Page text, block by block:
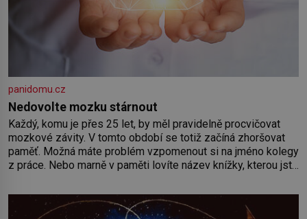
panidomu.cz
Nedovolte mozku stárnout
Každý, komu je přes 25 let, by měl pravidelně procvičovat
mozkové závity. V tomto období se totiž začíná zhoršovat
paměť. Možná máte problém vzpomenout si na jméno kolegy
z práce. Nebo marně v paměti lovíte název knížky, kterou jste
paměť rozhodla stávkovat. Cvičte